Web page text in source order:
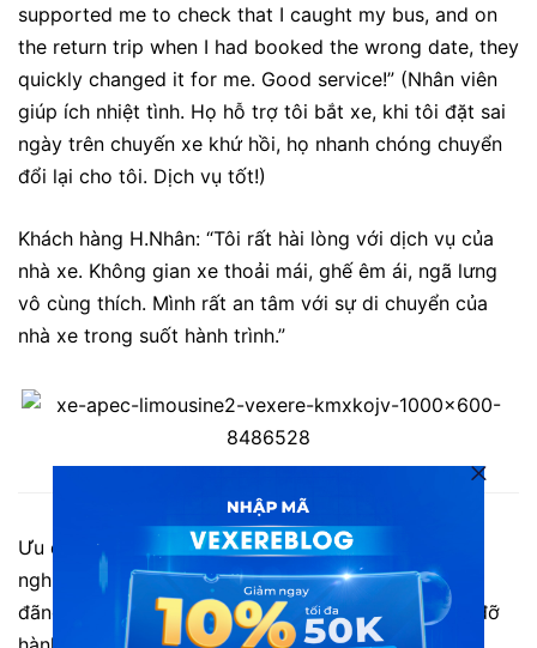
supported me to check that I caught my bus, and on
the return trip when I had booked the wrong date, they
quickly changed it for me. Good service!” (Nhân viên
giúp ích nhiệt tình. Họ hỗ trợ tôi bắt xe, khi tôi đặt sai
ngày trên chuyến xe khứ hồi, họ nhanh chóng chuyển
đổi lại cho tôi. Dịch vụ tốt!)
Khách hàng H.Nhân: “Tôi rất hài lòng với dịch vụ của
nhà xe. Không gian xe thoải mái, ghế êm ái, ngã lưng
vô cùng thích. Mình rất an tâm với sự di chuyển của
nhà xe trong suốt hành trình.”
Ưu điểm: Ghế massage êm ái, có thể ngả theo độ
nghiêng tùy chỉnh. Không gian xe rộng rãi, thoáng
đãng, sạch sẽ. Nhân viên nhiệt tình, sẵn sàng giúp đỡ